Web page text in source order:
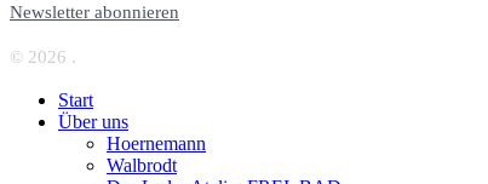
Newsletter abonnieren
© 2026 .
Start
Über uns
Hoernemann
Walbrodt